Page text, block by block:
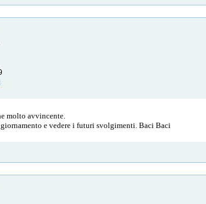
molto avvincente.
e vedere i futuri svolgimenti. Baci Baci